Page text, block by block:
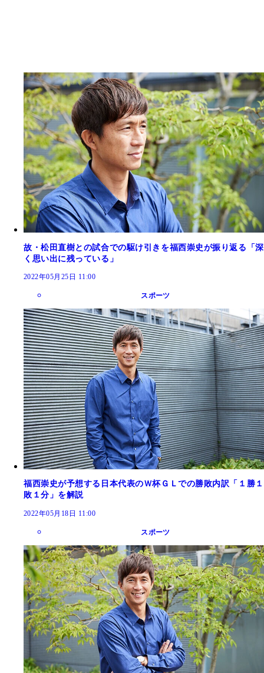
故・松田直樹との試合での駆け引きを福西崇史が振り返る「深
く思い出に残っている」
2022年05月25日 11:00
スポーツ
福西崇史が予想する日本代表のＷ杯ＧＬでの勝敗内訳「１勝１
敗１分」を解説
2022年05月18日 11:00
スポーツ